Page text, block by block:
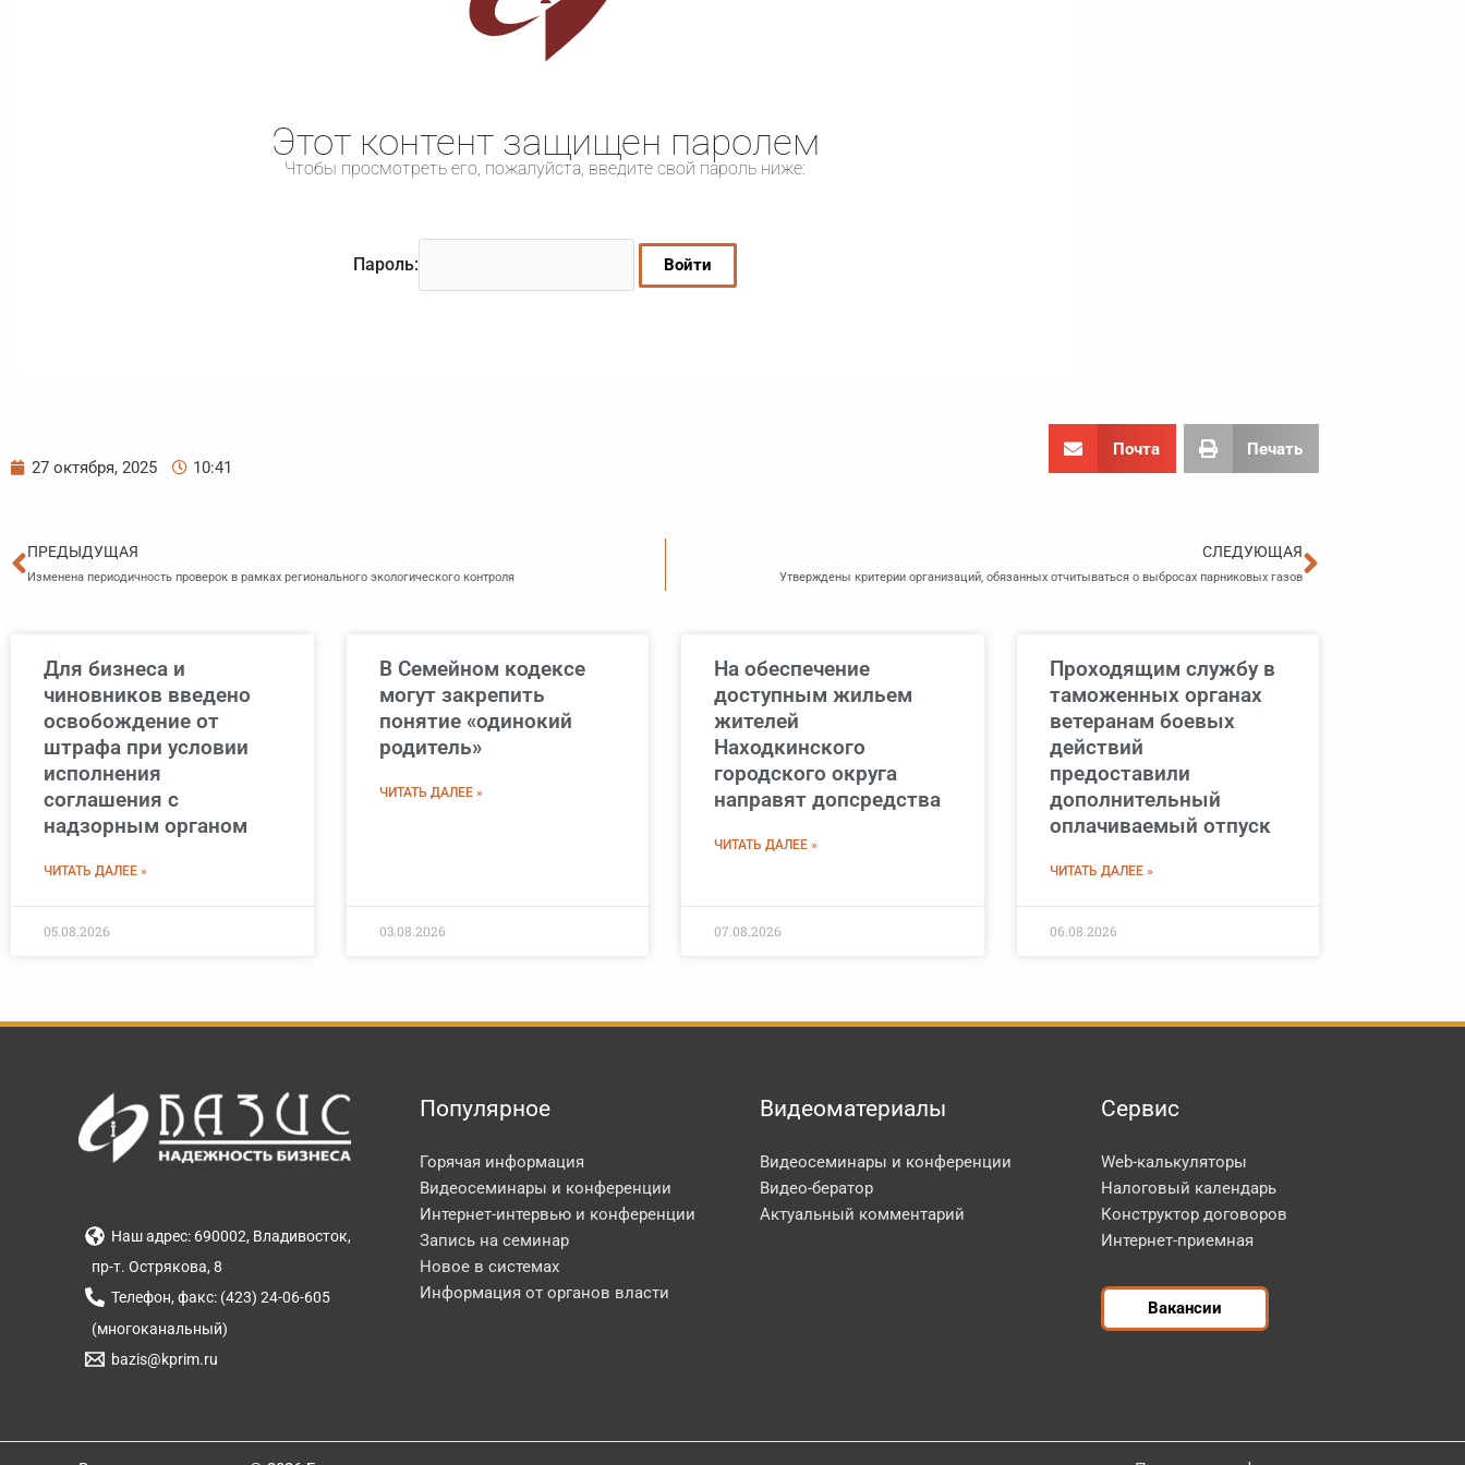
Этот контент защищен паролем
Чтобы просмотреть его, пожалуйста, введите свой пароль ниже:
Пароль:
27 октября, 2025 10:41
Почта Печать
Пред
ПРЕДЫДУЩАЯ
Изменена периодичность проверок в рамках регионального экологического контроля
СЛЕДУЮЩАЯ
Утверждены критерии организаций, обязанных отчитываться о выбросах парниковых газов
Для бизнеса и
чиновников введено
освобождение от
штрафа при условии
исполнения
соглашения с
надзорным органом
ЧИТАТЬ ДАЛЕЕ »
05.08.2026
В Семейном кодексе
могут закрепить
понятие «одинокий
родитель»
ЧИТАТЬ ДАЛЕЕ »
03.08.2026
На обеспечение
доступным жильем
жителей
Находкинского
городского округа
направят допсредства
ЧИТАТЬ ДАЛЕЕ »
07.08.2026
Проходящим службу в
таможенных органах
ветеранам боевых
действий
предоставили
дополнительный
оплачиваемый отпуск
ЧИТАТЬ ДАЛЕЕ »
06.08.2026
Наш адрес: 690002, Владивосток,
пр-т. Острякова, 8
Телефон, факс: (423) 24-06-605
(многоканальный)
bazis@kprim.ru
Популярное
Горячая информация
Видеосеминары и конференции
Интернет-интервью и конференции
Запись на семинар
Новое в системах
Информация от органов власти
Видеоматериалы
Видеосеминары и конференции
Видео-бератор
Актуальный комментарий
Сервис
Web-калькуляторы
Налоговый календарь
Конструктор договоров
Интернет-приемная
Вакансии